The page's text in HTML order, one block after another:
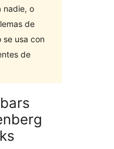
nadie, o
de
usa con
de